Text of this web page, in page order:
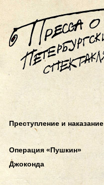
Преступление и наказание
Операция «Пушкин»
Джоконда